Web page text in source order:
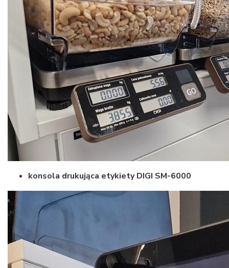
konsola drukująca etykiety DIGI SM-6000